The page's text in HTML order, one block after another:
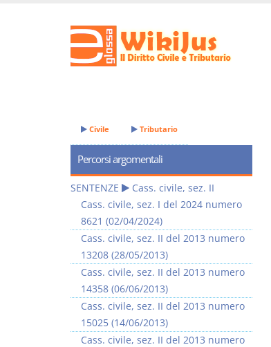
Civile Tributario
Percorsi argomentali
SENTENZE
Cass. civile, sez. II
Cass. civile, sez. I del 2024 numero
8621 (02/04/2024)
Cass. civile, sez. II del 2013 numero
13208 (28/05/2013)
Cass. civile, sez. II del 2013 numero
14358 (06/06/2013)
Cass. civile, sez. II del 2013 numero
15025 (14/06/2013)
Cass. civile, sez. II del 2013 numero